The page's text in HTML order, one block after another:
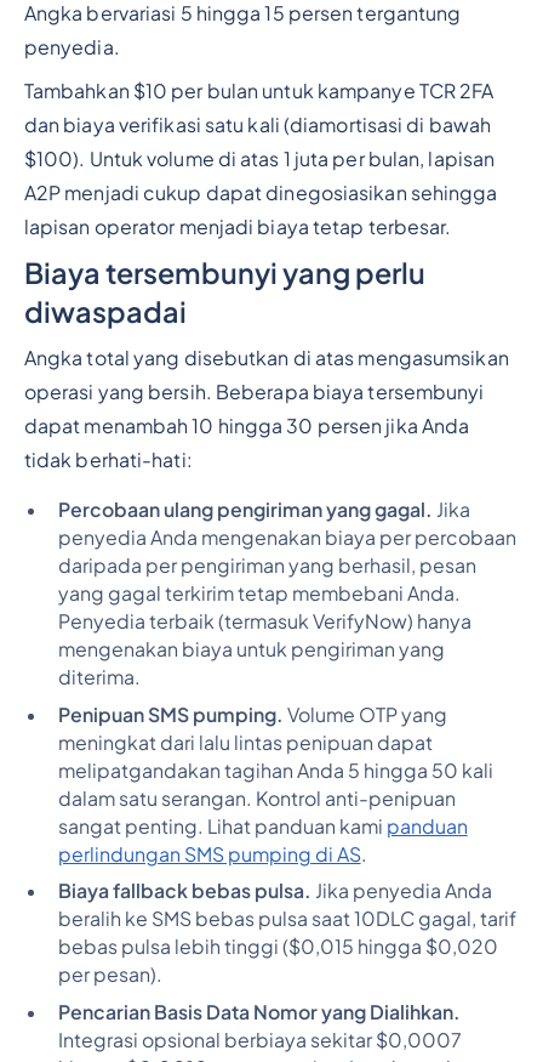
Angka bervariasi 5 hingga 15 persen tergantung
penyedia.
Tambahkan $10 per bulan untuk kampanye TCR 2FA
dan biaya verifikasi satu kali (diamortisasi di bawah
$100). Untuk volume di atas 1 juta per bulan, lapisan
A2P menjadi cukup dapat dinegosiasikan sehingga
lapisan operator menjadi biaya tetap terbesar.
Biaya tersembunyi yang perlu
diwaspadai
Angka total yang disebutkan di atas mengasumsikan
operasi yang bersih. Beberapa biaya tersembunyi
dapat menambah 10 hingga 30 persen jika Anda
tidak berhati-hati:
Percobaan ulang pengiriman yang gagal. Jika
penyedia Anda mengenakan biaya per percobaan
daripada per pengiriman yang berhasil, pesan
yang gagal terkirim tetap membebani Anda.
Penyedia terbaik (termasuk VerifyNow) hanya
mengenakan biaya untuk pengiriman yang
diterima.
Penipuan SMS pumping. Volume OTP yang
meningkat dari lalu lintas penipuan dapat
melipatgandakan tagihan Anda 5 hingga 50 kali
dalam satu serangan. Kontrol anti-penipuan
sangat penting. Lihat panduan kami panduan
perlindungan SMS pumping di AS.
Biaya fallback bebas pulsa. Jika penyedia Anda
beralih ke SMS bebas pulsa saat 10DLC gagal, tarif
bebas pulsa lebih tinggi ($0,015 hingga $0,020
per pesan).
Pencarian Basis Data Nomor yang Dialihkan.
Integrasi opsional berbiaya sekitar $0,0007